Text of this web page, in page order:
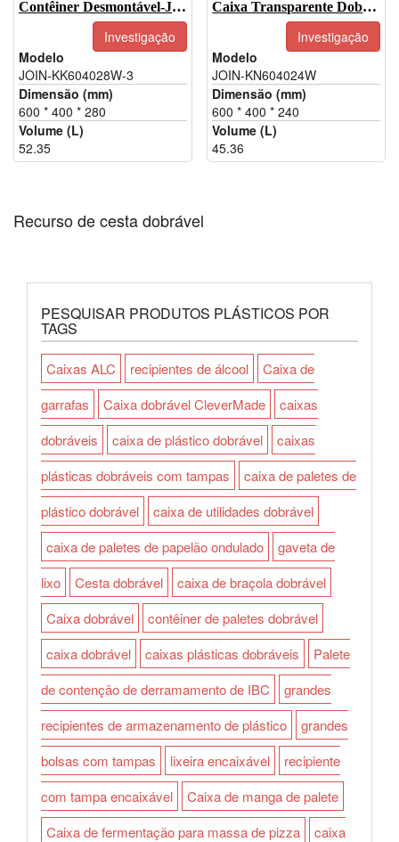
Contêiner Desmontável-JOIN-KK604028W-3
Investigação
Modelo
JOIN-KK604028W-3
Dimensão (mm)
600 * 400 * 280
Volume (L)
52.35
Caixa Transparente Dobrável-JOIN-KN604024W
Investigação
Modelo
JOIN-KN604024W
Dimensão (mm)
600 * 400 * 240
Volume (L)
45.36
Recurso de cesta dobrável
PESQUISAR PRODUTOS PLÁSTICOS POR
TAGS
Caixas ALC recipientes de álcool
Caixa de
garrafas
Caixa dobrável CleverMade
caixas
dobráveis
caixa de plástico dobrável
caixas
plásticas dobráveis com tampas
caixa de paletes de
plástico dobrável
caixa de utilidades dobrável
caixa de paletes de papelão ondulado
gaveta de
lixo
Cesta dobrável
caixa de braçola dobrável
Caixa dobrável
contêiner de paletes dobrável
caixa dobrável
caixas plásticas dobráveis
Palete
de contenção de derramamento de IBC
grandes
recipientes de armazenamento de plástico
grandes
bolsas com tampas
lixeira encaixável
recipiente
com tampa encaixável
Caixa de manga de palete
Caixa de fermentação para massa de pizza
caixa